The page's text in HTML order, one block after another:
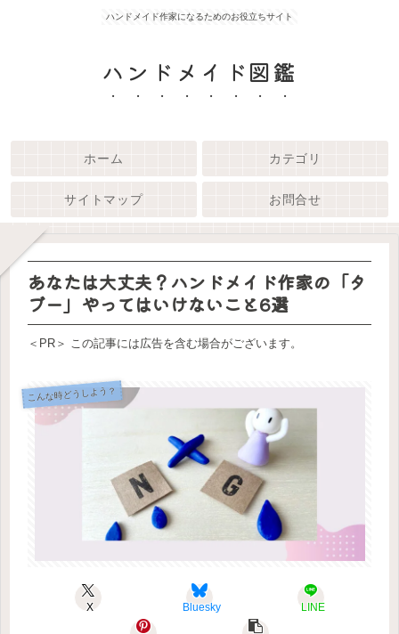
ハンドメイド作家になるためのお役立ちサイト
ハンドメイド図鑑
ホーム カテゴリ
サイトマップ お問合せ
あなたは大丈夫？ハンドメイド作家の「タ
ブー」やってはいけないこと6選
＜PR＞ この記事には広告を含む場合がございます。
こんな時どうしよう？
X Bluesky LINE